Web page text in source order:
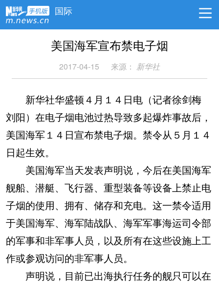
国际
美国海军宣布禁电子烟
2017-04-15 来源： 新华社
新华社华盛顿４月１４日电（记者徐剑梅
刘阳）在电子烟电池过热导致多起爆炸事故后，
美国海军１４日宣布禁电子烟。禁令从５月１４
日起生效。
美国海军当天发表声明说，今后在美国海军
舰船、潜艇、飞行器、重型装备等设备上禁止电
子烟的使用、拥有、储存和充电。这一禁令适用
于美国海军、海军陆战队、海军军事海运司令部
的军事和非军事人员，以及所有在这些设施上工
作或参观访问的非军事人员。
声明说，目前已出海执行任务的舰只可以在